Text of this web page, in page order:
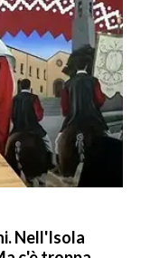
Nell'Isola